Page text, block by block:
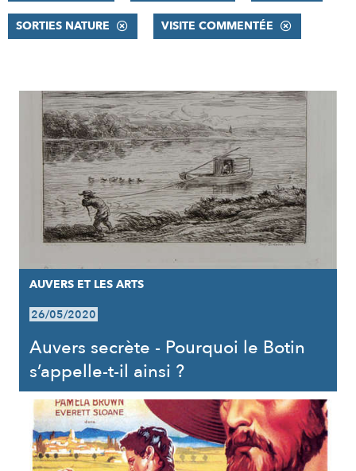
SORTIES NATURE VISITE COMMENTÉE
RÉSULTATS
AUVERS ET LES ARTS
26/05/2020
Auvers secrète - Pourquoi le Botin
s’appelle-t-il ainsi ?